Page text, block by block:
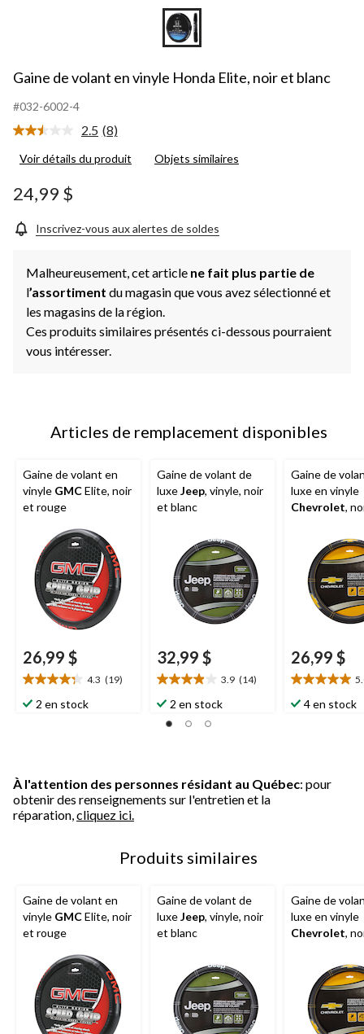
Gaine de volant en vinyle Honda Elite, noir et blanc
#032-6002-4
2.5 Lire
8
même
page.
(8)
Voir détails du produit Objets similaires
24,99 $
Inscrivez-vous aux alertes de soldes
Malheureusement, cet article ne fait plus partie de
l’assortiment du magasin que vous avez sélectionné et
les magasins de la région.
Ces produits similaires présentés ci-dessous pourraient
vous intéresser.
Articles de remplacement disponibles
Gaine de volant en
vinyle GMCElite, noir
et rouge
26,99 $
4.3 (19)
4.3
étoile(s)
2 en stock
Gaine de volant de
luxeJeep, vinyle, noir
et blanc
32,99 $
3.9 (14)
3.9
étoile(s)
sur
2 en stock
Gaine de
luxe en vinyle
Chevrolet,
26,99 $
5.0
étoile(s)
4 en stock
À l'attention des personnes résidant au Québec: pour
obtenir des renseignements sur l'entretien et la
réparation, cliquez ici.
Produits similaires
Gaine de volant en
vinyle GMCElite, noir
et rouge
Gaine de volant de
luxeJeep, vinyle, noir
et blanc
Gaine de
luxe en vinyle
Chevrolet,